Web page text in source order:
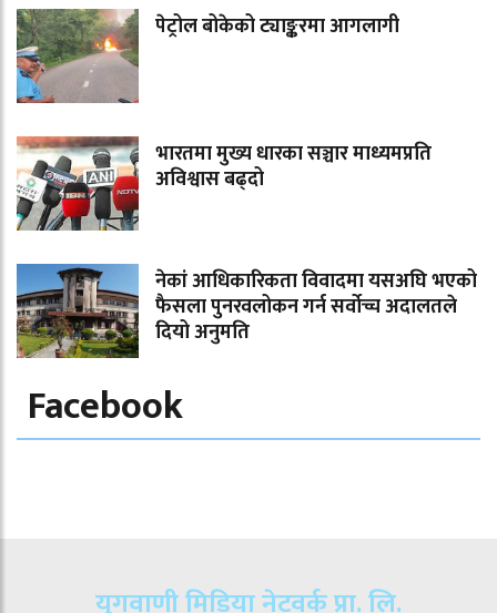
पेट्रोल बोकेको ट्याङ्करमा आगलागी
भारतमा मुख्य धारका सञ्चार माध्यमप्रति
अविश्वास बढ्दो
नेकां आधिकारिकता विवादमा यसअघि भएको
फैसला पुनरवलोकन गर्न सर्वोच्च अदालतले
दियो अनुमति
Facebook